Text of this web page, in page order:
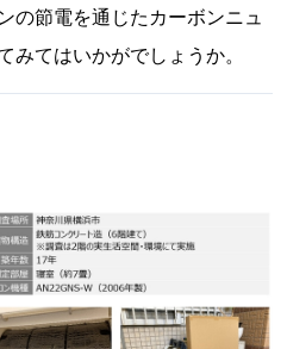
の節電を通じたカーボンニュ
みてはいかがでしょうか。